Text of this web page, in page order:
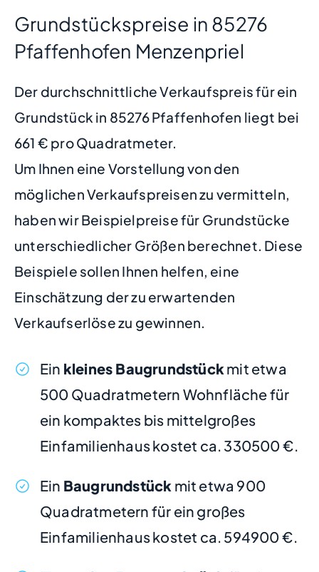
Grundstückspreise in 85276
Pfaffenhofen Menzenpriel
Der durchschnittliche Verkaufspreis für ein
Grundstück in 85276 Pfaffenhofen liegt bei
661 € pro Quadratmeter.
Um Ihnen eine Vorstellung von den
möglichen Verkaufspreisen zu vermitteln,
haben wir Beispielpreise für Grundstücke
unterschiedlicher Größen berechnet. Diese
Beispiele sollen Ihnen helfen, eine
Einschätzung der zu erwartenden
Verkaufserlöse zu gewinnen.
Ein kleines Baugrundstückmit etwa
500 Quadratmetern Wohnfläche für
ein kompaktes bis mittelgroßes
Einfamilienhaus kostet ca. 330500 €.
Ein Baugrundstück mit etwa 900
Quadratmetern für ein großes
Einfamilienhaus kostet ca. 594900 €.